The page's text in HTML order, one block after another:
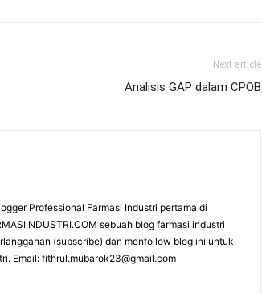
Next article
Analisis GAP dalam CPOB
Professional Farmasi Industri pertama di
sebuah blog farmasi industri
(subscribe) dan menfollow blog ini untuk
Email:fithrul.mubarok23@gmail.com